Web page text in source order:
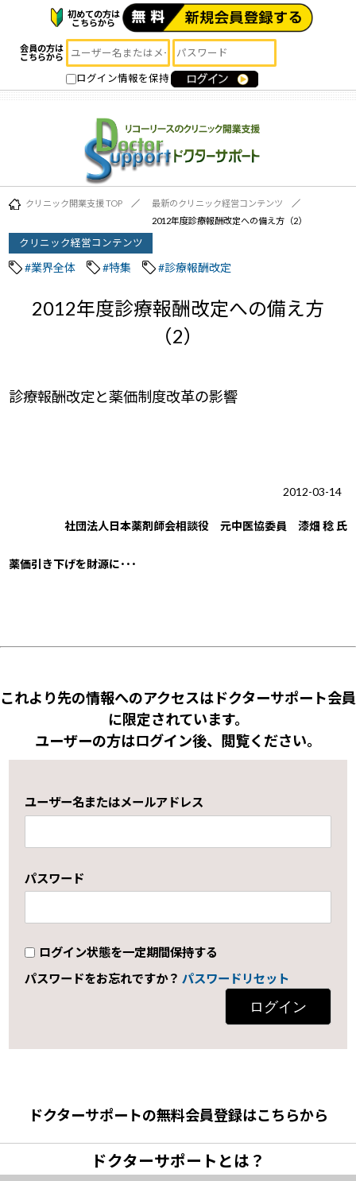
初めての方は
こちらから
会員の方は
こちらから
ログイン情報を保持
クリニック開業支援 TOP
最新のクリニック経営コンテンツ
2012年度診療報酬改定への備え方（2）
クリニック経営コンテンツ
#業界全体 #特集 #診療報酬改定
2012年度診療報酬改定への備え方
（2）
診療報酬改定と薬価制度改革の影響
2012-03-14
社団法人日本薬剤師会相談役 元中医協委員 漆畑 稔 氏
薬価引き下げを財源に･･･
これより先の情報へのアクセスはドクターサポート会員
に限定されています。
ユーザーの方はログイン後、閲覧ください。
ユーザー名またはメールアドレス
パスワード
ログイン状態を一定期間保持する
パスワードをお忘れですか？ パスワードリセット
ログイン
ドクターサポートの無料会員登録はこちらから
ドクターサポートとは？